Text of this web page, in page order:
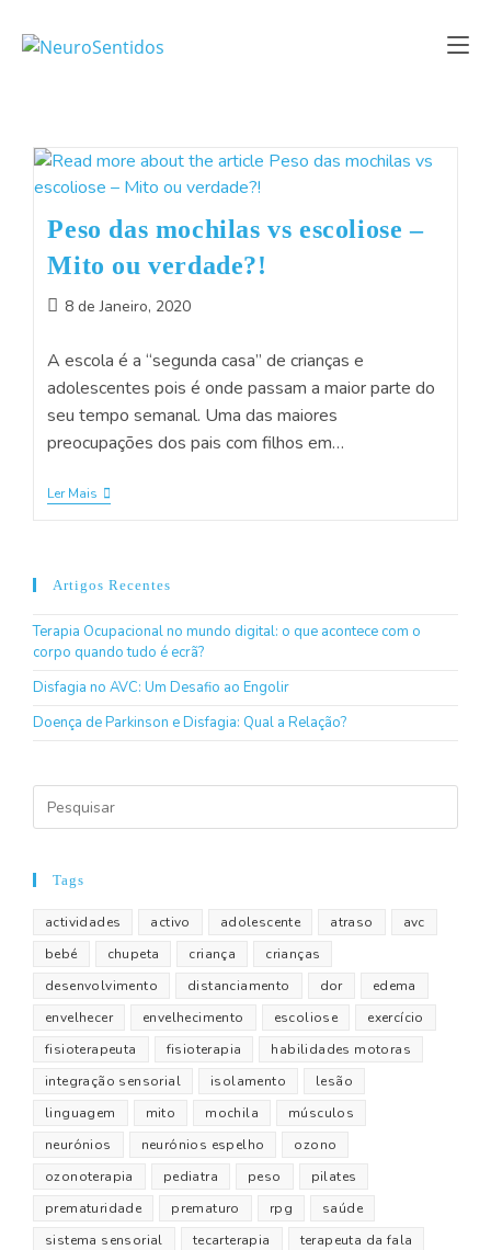
Peso das mochilas vs escoliose –
Mito ou verdade?!
8 de Janeiro, 2020
A escola é a “segunda casa” de crianças e
adolescentes pois é onde passam a maior parte do
seu tempo semanal. Uma das maiores
preocupações dos pais com filhos em…
Ler Mais
Artigos Recentes
Terapia Ocupacional no mundo digital: o que acontece com o
corpo quando tudo é ecrã?
Disfagia no AVC: Um Desafio ao Engolir
Doença de Parkinson e Disfagia: Qual a Relação?
Tags
actividades activo adolescente atraso
avc
bebé
chupeta criança
crianças
desenvolvimento
distanciamento dor
edema
envelhecer
envelhecimento escoliose
exercício
fisioterapeuta
fisioterapia
habilidades motoras
integração sensorial
isolamento
lesão
linguagem
mito mochila
músculos
neurónios
neurónios espelho
ozono
ozonoterapia
pediatra peso
pilates
prematuridade
prematuro rpg
saúde
sistema sensorial
tecarterapia
terapeuta da fala